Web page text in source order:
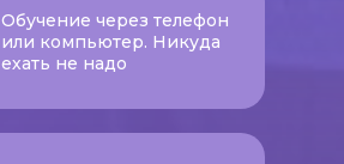
Обучение через телефон
или компьютер. Никуда
ехать не надо